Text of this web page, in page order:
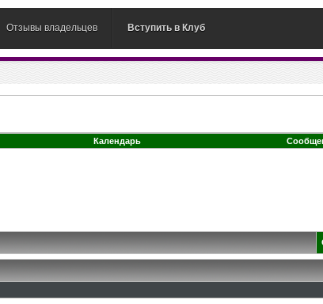
Отзывы владельцев Вступить в Клуб
Календарь